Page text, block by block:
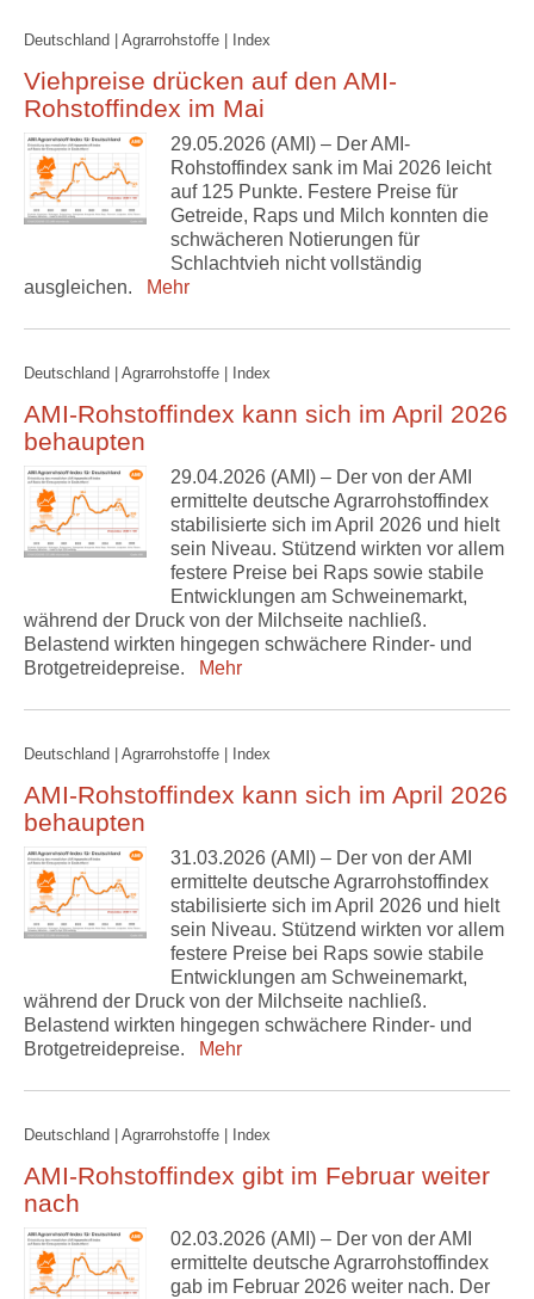
Deutschland | Agrarrohstoffe | Index
Viehpreise drücken auf den AMI-
Rohstoffindex im Mai
29.05.2026 (AMI) – Der AMI-
Rohstoffindex sank im Mai 2026 leicht
auf 125 Punkte. Festere Preise für
Getreide, Raps und Milch konnten die
schwächeren Notierungen für
Schlachtvieh nicht vollständig
ausgleichen.
Mehr
Deutschland | Agrarrohstoffe | Index
AMI-Rohstoffindex kann sich im April 2026
behaupten
29.04.2026 (AMI) – Der von der AMI
ermittelte deutsche Agrarrohstoffindex
stabilisierte sich im April 2026 und hielt
sein Niveau. Stützend wirkten vor allem
festere Preise bei Raps sowie stabile
Entwicklungen am Schweinemarkt,
während der Druck von der Milchseite nachließ.
Belastend wirkten hingegen schwächere Rinder- und
Brotgetreidepreise.
Mehr
Deutschland | Agrarrohstoffe | Index
AMI-Rohstoffindex kann sich im April 2026
behaupten
31.03.2026 (AMI) – Der von der AMI
ermittelte deutsche Agrarrohstoffindex
stabilisierte sich im April 2026 und hielt
sein Niveau. Stützend wirkten vor allem
festere Preise bei Raps sowie stabile
Entwicklungen am Schweinemarkt,
während der Druck von der Milchseite nachließ.
Belastend wirkten hingegen schwächere Rinder- und
Brotgetreidepreise.
Mehr
Deutschland | Agrarrohstoffe | Index
AMI-Rohstoffindex gibt im Februar weiter
nach
02.03.2026 (AMI) – Der von der AMI
ermittelte deutsche Agrarrohstoffindex
gab im Februar 2026 weiter nach. Der